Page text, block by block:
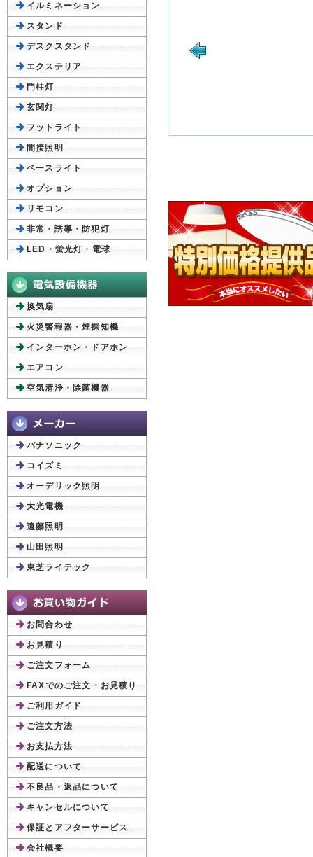
イルミネーション
スタンド
デスクスタンド
エクステリア
門柱灯
玄関灯
フットライト
間接照明
ベースライト
オプション
リモコン
非常・誘導・防犯灯
LED・蛍光灯・電球
換気扇
火災警報器・煙探知機
インターホン・ドアホン
エアコン
空気清浄・除菌機器
パナソニック
コイズミ
オーデリック照明
大光電機
遠藤照明
山田照明
東芝ライテック
お問合わせ
お見積り
ご注文フォーム
FAXでのご注文・お見積り
ご利用ガイド
ご注文方法
お支払方法
配送について
不良品・返品について
キャンセルについて
保証とアフターサービス
会社概要